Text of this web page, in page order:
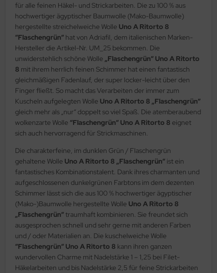
für alle feinen Häkel- und Strickarbeiten. Die zu 100 % aus
hochwertiger ägyptischer Baumwolle (Mako-Baumwolle)
hergestellte streichelweiche Wolle Uno A Ritorto 8
“Flaschengrün“ hat von Adriafil, dem italienischen Marken-
Hersteller die Artikel-Nr. UM_25 bekommen. Die
unwiderstehlich schöne Wolle „Flaschengrün“ Uno A Ritorto
8 mit ihrem herrlich feinen Schimmer hat einen fantastisch
gleichmäßigen Fadenlauf, der super locker-leicht über den
Finger fließt. So macht das Verarbeiten der immer zum
Kuscheln aufgelegten Wolle Uno A Ritorto 8 „Flaschengrün“
gleich mehr als „nur“ doppelt so viel Spaß. Die atemberaubend
wolkenzarte Wolle “Flaschengrün“ Uno A Ritorto 8 eignet
sich auch hervorragend für Strickmaschinen.
Die charakterfeine, im dunklen Grün / Flaschengrün
gehaltene Wolle Uno A Ritorto 8 „Flaschengrün“ ist ein
fantastisches Kombinationstalent. Dank ihres charmanten und
aufgeschlossenen dunkelgrünen Farbtons im dem dezenten
Schimmer lässt sich die aus 100 % hochwertiger ägyptischer
(Mako-)Baumwolle hergestellte Wolle Uno A Ritorto 8
„Flaschengrün“traumhaft kombinieren. Sie freundet sich
ausgesprochen schnell und sehr gerne mit anderen Farben
und / oder Materialien an. Die kuschelweiche Wolle
“Flaschengrün“ Uno A Ritorto 8 kann ihren ganzen
wundervollen Charme mit Nadelstärke 1 – 1,25 bei Filet-
Häkelarbeiten und bis Nadelstärke 2,5 für feine Strickarbeiten